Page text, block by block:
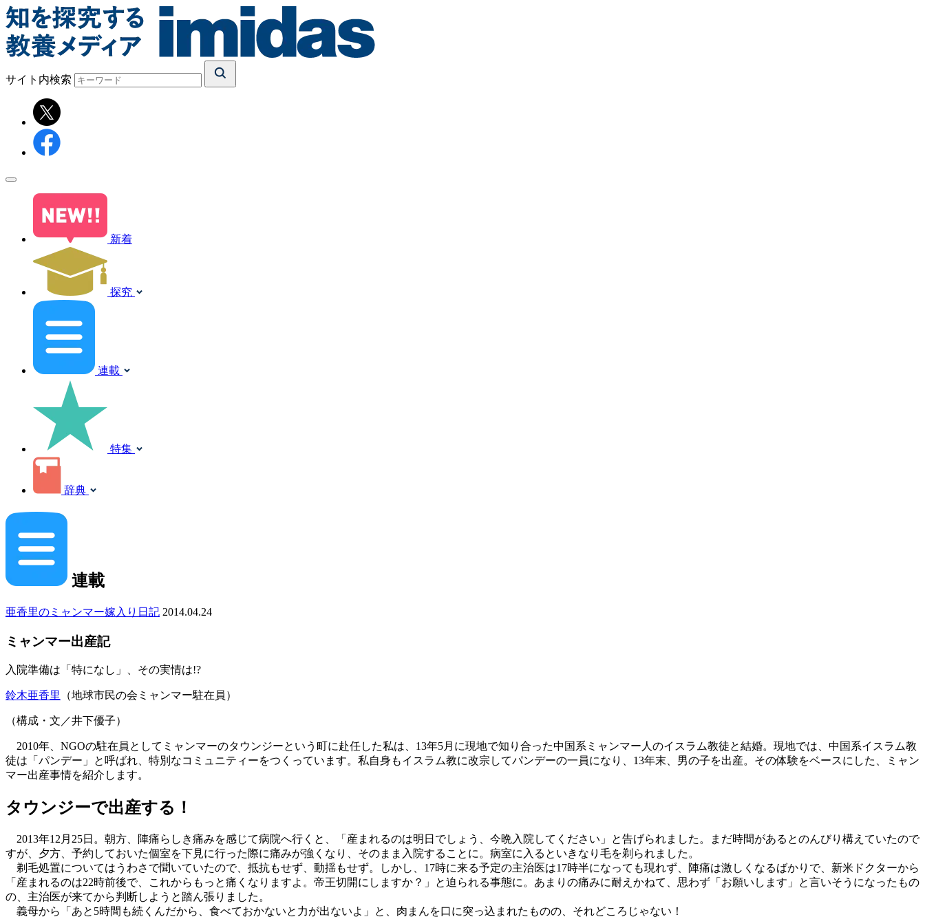
サイト内検索
新着
探究
連載
特集
辞典
連載
亜香里のミャンマー嫁入り日記 2014.04.24
ミャンマー出産記
入院準備は「特になし」、その実情は!?
鈴木亜香里 （地球市民の会ミャンマー駐在員）
（構成・文／井下優子）
2010年、NGOの駐在員としてミャンマーのタウンジーという町に赴任した私は、13年5月に現地で知り合った中国系ミャンマー人のイスラム教徒と結婚。現地では、中国系イスラム教
徒は「パンデー」と呼ばれ、特別なコミュニティーをつくっています。私自身もイスラム教に改宗してパンデーの一員になり、13年末、男の子を出産。その体験をベースにした、ミャン
マー出産事情を紹介します。
タウンジーで出産する！
2013年12月25日。朝方、陣痛らしき痛みを感じて病院へ行くと、「産まれるのは明日でしょう、今晩入院してください」と告げられました。まだ時間があるとのんびり構えていたので
すが、夕方、予約しておいた個室を下見に行った際に痛みが強くなり、そのまま入院することに。病室に入るといきなり毛を剃られました。
剃毛処置についてはうわさで聞いていたので、抵抗もせず、動揺もせず。しかし、17時に来る予定の主治医は17時半になっても現れず、陣痛は激しくなるばかりで、新米ドクターから
「産まれるのは22時前後で、これからもっと痛くなりますよ。帝王切開にしますか？」と迫られる事態に。あまりの痛みに耐えかねて、思わず「お願いします」と言いそうになったもの
の、主治医が来てから判断しようと踏ん張りました。
義母から「あと5時間も続くんだから、食べておかないと力が出ないよ」と、肉まんを口に突っ込まれたものの、それどころじゃない！